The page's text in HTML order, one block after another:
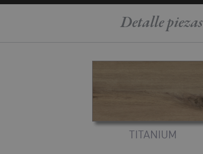
Detallepiezas
TITANIUM